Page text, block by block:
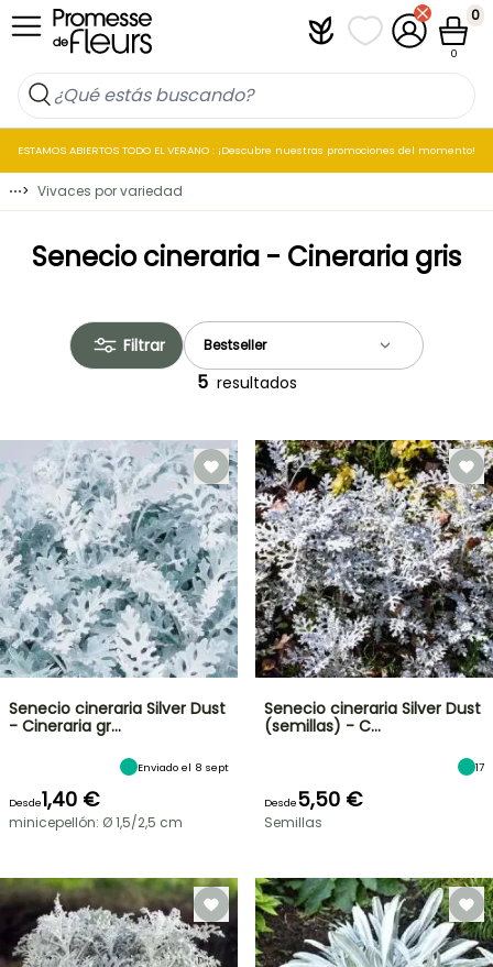
Ir al contenido PlantfitMis listas de
Mi cuenta
Cesta
0
0
ESTAMOS ABIERTOS TODO EL VERANO : ¡Descubre nuestras promociones del momento!
⋯> Vivaces por variedad
Senecio cineraria - Cineraria gris
Filtrar
5 resultados
Senecio cineraria Silver Dust
- Cineraria gr…
Enviado el 8 sept
Desde1,40 €
minicepellón: Ø 1,5/2,5 cm
Senecio cineraria Silver Dust
(semillas) - C…
17
Desde5,50 €
Semillas